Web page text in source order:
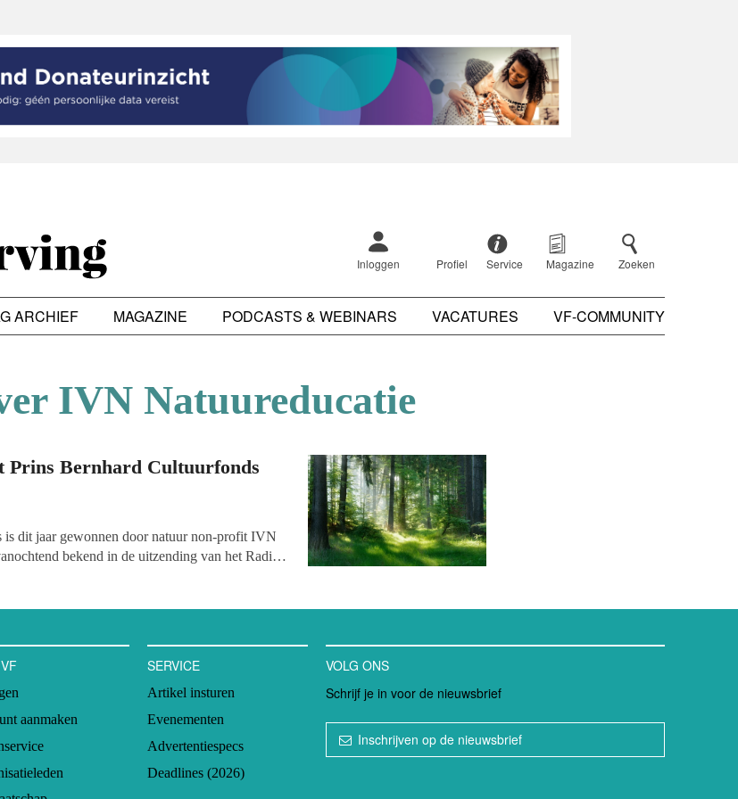
Inloggen Profiel Service Magazine Zoeken
ARCHIEF MAGAZINE PODCASTS & WEBINARS VACATURES VF-COMMUNITY
IVN Natuureducatie
Prins Bernhard Cultuurfonds
dit jaar gewonnen door natuur non-profit IVN
bekend in de uitzending van het Radio 1
aanmaken
SERVICE
Artikel insturen
Evenementen
Advertentiespecs
Deadlines (2026)
VOLG ONS
Schrijf je in voor de nieuwsbrief
Inschrijven op de nieuwsbrief